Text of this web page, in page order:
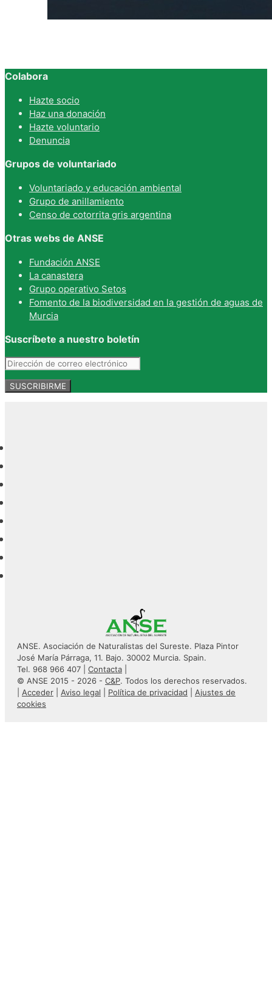
Colabora
Hazte socio
Haz una donación
Hazte voluntario
Denuncia
Grupos de voluntariado
Voluntariado y educación ambiental
Grupo de anillamiento
Censo de cotorrita gris argentina
Otras webs de ANSE
Fundación ANSE
La canastera
Grupo operativo Setos
Fomento de la biodiversidad en la gestión de aguas de
Murcia
Suscríbete a nuestro boletín
ANSE. Asociación de Naturalistas del Sureste. Plaza Pintor
José María Párraga, 11. Bajo. 30002 Murcia. Spain.
Tel. 968 966 407 | Contacta
© ANSE 2015 - 2026 - C&P. Todos los derechos reservados.
Acceder Aviso legal Política de privacidad
Ajustes de
cookies